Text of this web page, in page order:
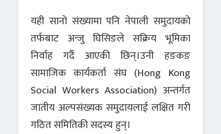
यही सानो संख्यामा पनि नेपाली समुदायको
तर्फबाट अन्जु घिसिङले सक्रिय भूमिका
निर्वाह गर्दै आएकी छिन्।उनी हङकङ
सामाजिक कार्यकर्ता संघ (Hong Kong
Social Workers Association) अन्तर्गत
जातीय अल्पसंख्यक समुदायलाई लक्षित गरी
गठित समितिकी सदस्य हुन्।